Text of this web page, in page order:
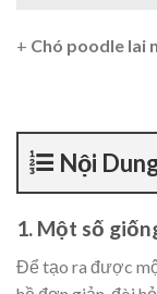
+ Chó poodle lai
Nội
1. Một số
Để tạo ra được